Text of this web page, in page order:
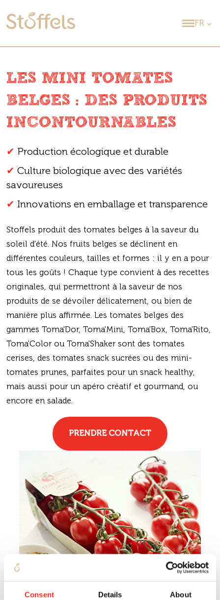
Consent Details About
FR
LES MINI TOMATES
BELGES : DES PRODUITS
INCONTOURNABLES
✔ Production écologique et durable
✔ Culture biologique avec des variétés
savoureuses
✔ Innovations en emballage et transparence
Stoffels produit des tomates belges à la saveur du
soleil d'été. Nos fruits belges se déclinent en
différentes couleurs, tailles et formes : il y en a pour
tous les goûts ! Chaque type convient à des recettes
originales, qui permettront à la saveur de nos
produits de se dévoiler délicatement, ou bien de
manière plus affirmée. Les tomates belges des
gammes Toma'Dor, Toma'Mini, Toma'Box, Toma'Rito,
Toma'Color ou Toma'Shaker sont des tomates
cerises, des tomates snack sucrées ou des mini-
tomates prunes, parfaites pour un snack healthy,
mais aussi pour un apéro créatif et gourmand, ou
encore en salade.
PRENDRE CONTACT